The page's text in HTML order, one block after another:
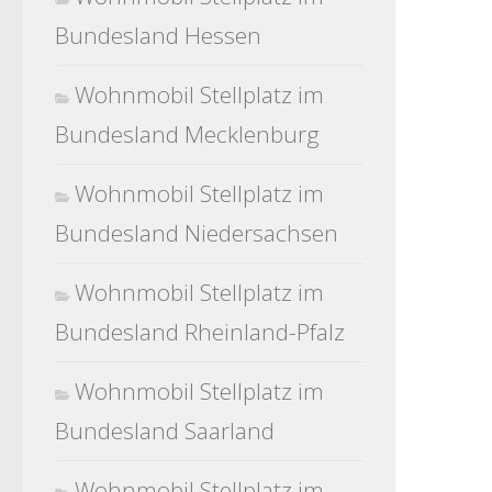
Bundesland Hessen
Wohnmobil Stellplatz im
Bundesland Mecklenburg
Wohnmobil Stellplatz im
Bundesland Niedersachsen
Wohnmobil Stellplatz im
Bundesland Rheinland-Pfalz
Wohnmobil Stellplatz im
Bundesland Saarland